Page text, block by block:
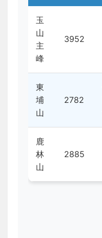
玉
山
主
峰
3952
東
埔
山
2782
鹿
林
山
2885